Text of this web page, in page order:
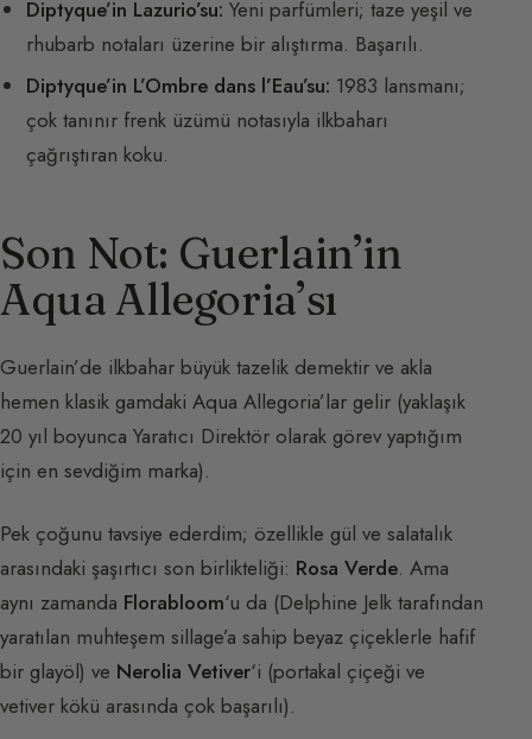
Diptyque’in Lazurio’su: Yeni parfümleri; taze yeşil ve
rhubarb notaları üzerine bir alıştırma. Başarılı.
Diptyque’in L’Ombre dans l’Eau’su: 1983 lansmanı;
çok tanınır frenk üzümü notasıyla ilkbaharı
çağrıştıran koku.
Son Not: Guerlain’in
Aqua Allegoria’sı
Guerlain’de ilkbahar büyük tazelik demektir ve akla
hemen klasik gamdaki Aqua Allegoria’lar gelir (yaklaşık
20 yıl boyunca Yaratıcı Direktör olarak görev yaptığım
için en sevdiğim marka).
Pek çoğunu tavsiye ederdim; özellikle gül ve salatalık
arasındaki şaşırtıcı son birlikteliği: Rosa Verde. Ama
aynı zamanda Florabloom‘u da (Delphine Jelk tarafından
yaratılan muhteşem sillage’a sahip beyaz çiçeklerle hafif
bir glayöl) ve Nerolia Vetiver‘i (portakal çiçeği ve
vetiver kökü arasında çok başarılı).